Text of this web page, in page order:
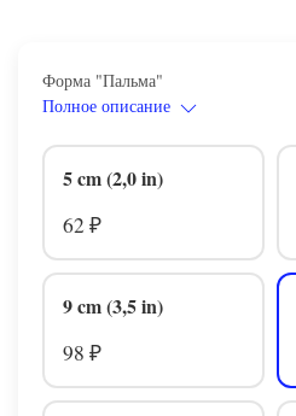
Форма "Пальма"
Полное описание
5 cm (2,0 in)
62 ₽
9 cm (3,5 in)
98 ₽